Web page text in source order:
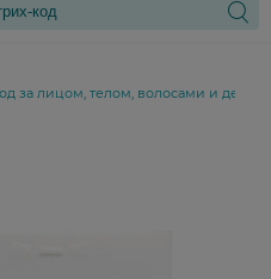
за лицом, телом, волосами и